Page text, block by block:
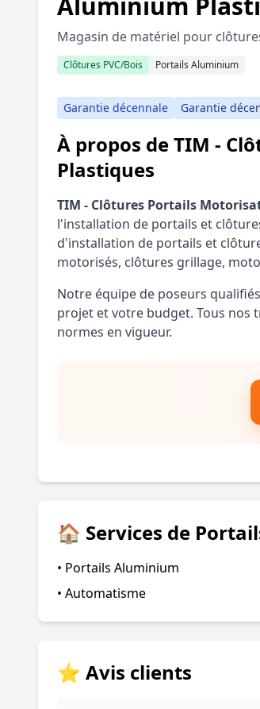
Magasin de matériel pour
Clôtures PVC/Bois Portails Aluminium
Garantie décennale Garantie
À propos de TIM -
Plastiques
TIM - Clôtures Portails
l'installation de portails et
d'installation de portails et
motorisés, clôtures grillage,
Notre équipe de poseurs
projet et votre budget. Tous nos
normes en vigueur.
🏠 Services de
• Portails Aluminium
• Automatisme
⭐ Avis clients